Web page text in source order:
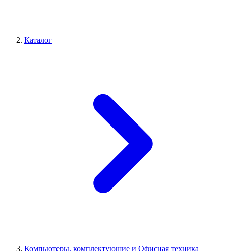
Каталог
Компьютеры, комплектующие и Офисная техника